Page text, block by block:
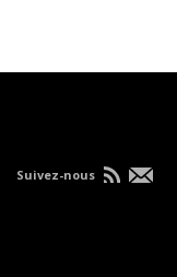
Suivez-nous